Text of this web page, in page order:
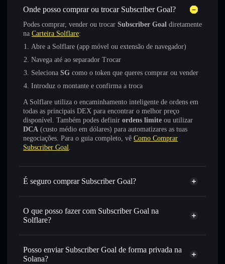
Onde posso comprar ou trocar Subscriber Goal?
Podes comprar, vender ou trocar Subscriber Goal diretamente
na Carteira Solflare:
Abre a Solflare (app móvel ou extensão de navegador)
Navega até ao separador Trocar
Seleciona SG como o token que queres comprar ou vender
Introduz o montante e confirma a troca
A Solflare utiliza o encaminhamento inteligente de ordens em
todas as principais DEX para encontrar o melhor preço
disponível. Também podes definir ordens limite ou utilizar
DCA (custo médio em dólares) para automatizares as tuas
negociações. Para o guia completo, vê Como Comprar
Subscriber Goal.
É seguro comprar Subscriber Goal?
Subscriber Goal não está verificado
O que posso fazer com Subscriber Goal na
Solflare?
Subscriber Goal
Carteira Solflare
Trocar instantaneamente— trocar SG por SOL, USDC
ou milhares de outros tokens Solana com encaminhamento
Posso enviar Subscriber Goal de forma privada na
Solana?